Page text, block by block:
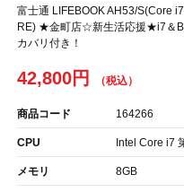
富士通 LIFEBOOK AH53/S(Core
RE) ★金町店☆新生活応援★i7＆
カバリ付き！
42,800円
商品コード 164266
CPU Intel Core i7
メモリ 8GB